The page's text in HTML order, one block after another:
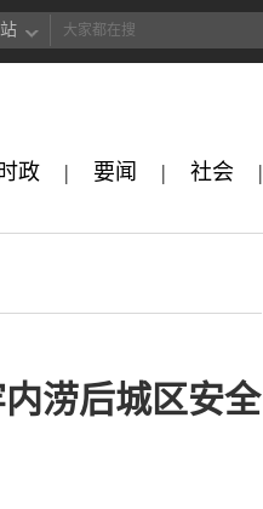
政 | 要闻 | 社会 |
涝后城区安全